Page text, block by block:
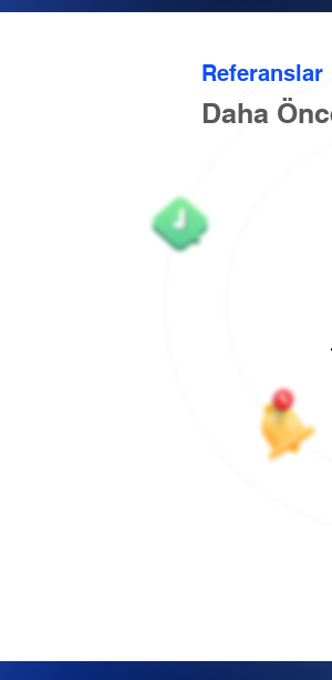
Referanslar
Daha